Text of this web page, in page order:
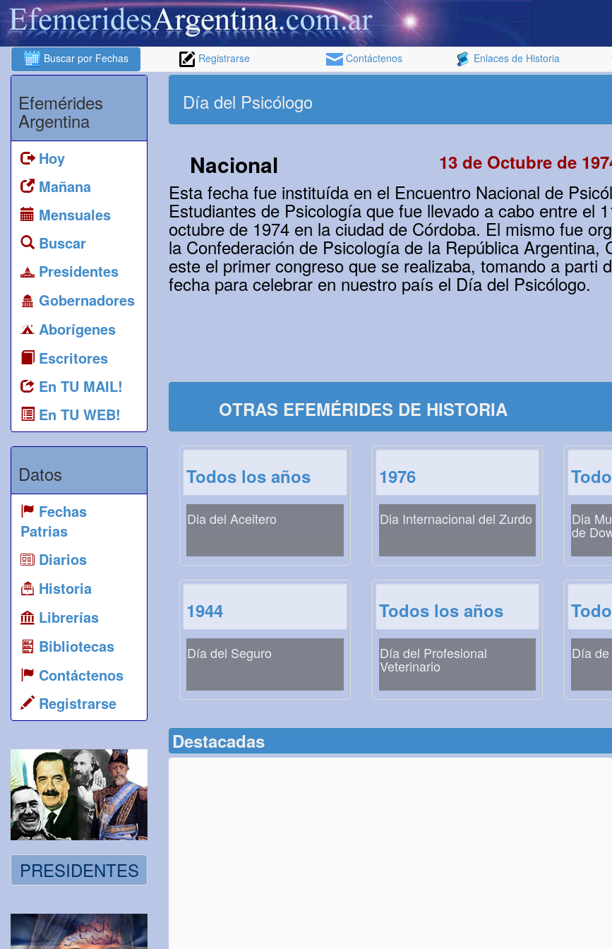
Buscar por Fechas Registrarse Contáctenos Enlaces de Historia
Efemérides
Argentina
Hoy
Mañana
Mensuales
Buscar
Presidentes
Gobernadores
Aborígenes
Escritores
En TU MAIL!
En TU WEB!
Datos
Fechas
Patrias
Diarios
Historia
Librerías
Bibliotecas
Contáctenos
Registrarse
PRESIDENTES
Día del Psicólogo
Nacional 13 de Octubre de
Esta fecha fue instituída en el Encuentro Nacional de
Estudiantes de Psicología que fue llevado a cabo entre el
octubre de 1974 en la ciudad de Córdoba. El mismo fue
la Confederación de Psicología de la República Argentina,
este el primer congreso que se realizaba, tomando a parti
fecha para celebrar en nuestro país el Día del Psicólogo.
OTRAS EFEMÉRIDES DE HISTORIA
Todos los años
Dia del Aceitero
1976
Dia Internacional del Zurdo Dia
de
1944
Día del Seguro
Todos los años
Día del Profesional
Veterinario
Día
Destacadas